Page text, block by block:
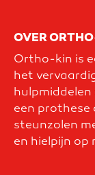
OVER
Ortho-kin is
het
hulpmiddelen
een prothese
steunzolen
en hielpijn op